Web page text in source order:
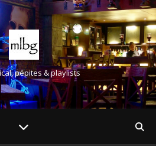
pépites & playlists